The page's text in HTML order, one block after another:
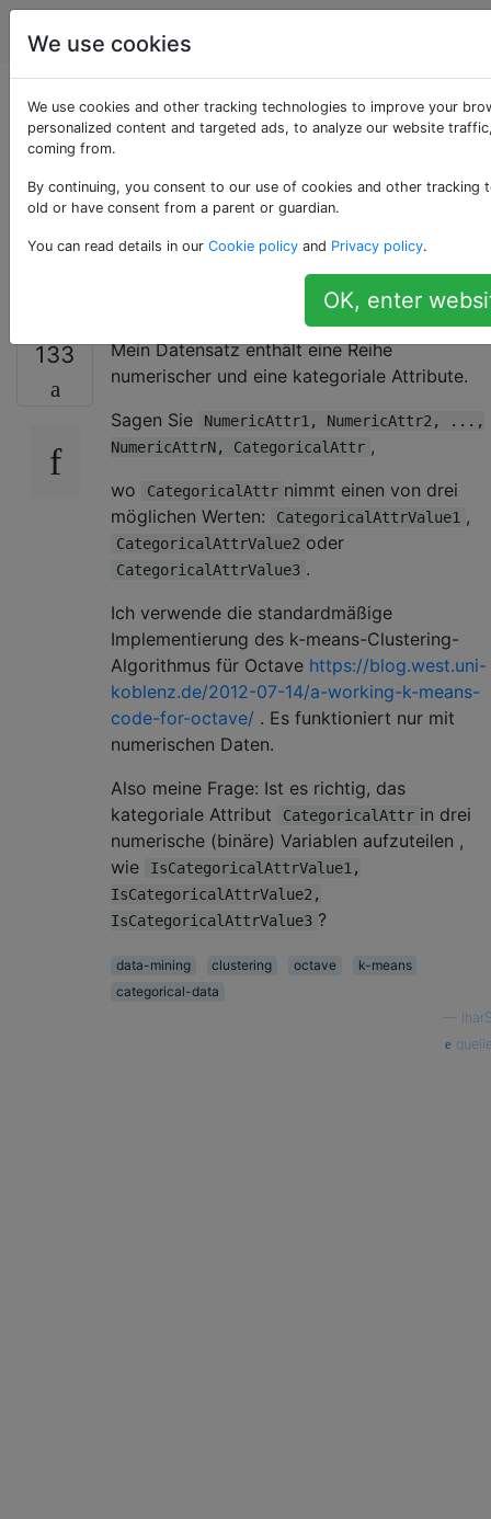
Data Science
K-Means Clustering
für gemischte
numerische und
kategoriale Daten
133
Mein Datensatz enthält eine Reihe
numerischer und eine kategoriale Attribute.
Sagen Sie
NumericAttr1, NumericAttr2, ...,
NumericAttrN, CategoricalAttr ,
wo
CategoricalAttr nimmt einen von drei
möglichen Werten:
CategoricalAttrValue1 ,
CategoricalAttrValue2 oder
CategoricalAttrValue3 .
Ich verwende die standardmäßige
Implementierung des k-means-Clustering-
Algorithmus für Octave https://blog.west.uni-
koblenz.de/2012-07-14/a-working-k-means-
code-for-octave/ . Es funktioniert nur mit
numerischen Daten.
Also meine Frage: Ist es richtig, das
kategoriale Attribut
CategoricalAttr in drei
numerische (binäre) Variablen aufzuteilen ,
wie
IsCategoricalAttrValue1,
IsCategoricalAttrValue2,
IsCategoricalAttrValue3 ?
data-mining clustering octave
k-means
categorical-data
We use cookies
We use cookies and other tracking technologies to improve your
personalized content and targeted ads, to analyze our website
coming from.
By continuing, you consent to our use of cookies and other tracking
old or have consent from a parent or guardian.
You can read details in our Cookie policy and Privacy policy.
OK, enter